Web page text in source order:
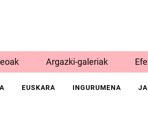
Argazki-galeriak
EUSKARA INGURUMENA